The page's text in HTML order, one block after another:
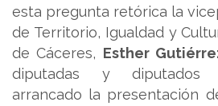
esta pregunta retórica la
de Territorio, Igualdad y
de Cáceres, Esther
diputadas y diputados
arrancado la presentación